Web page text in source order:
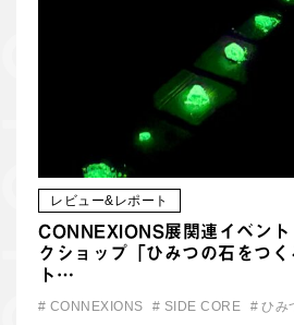
レビュー&レポート
CONNEXIONS展関連イベン
クショップ「ひみつの石をつ
ト…
# CONNEXIONS # SIDE CORE # ひみ